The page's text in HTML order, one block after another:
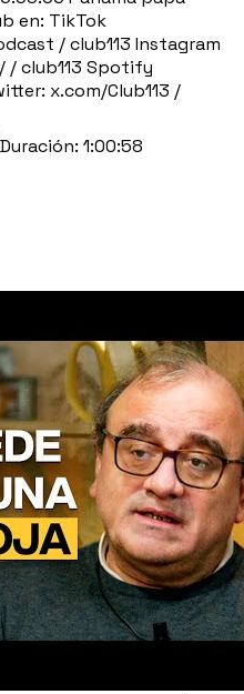
en: TikTok
/ club113 Instagram
/ club113 Spotify
x.com/Club113 /
Duración: 1:00:58